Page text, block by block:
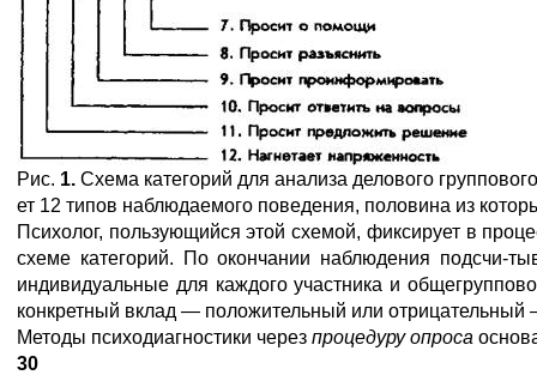
Рис. 1. Схема категорий для анализа делового
ет 12 типов наблюдаемого поведения, половина из
Психолог, пользующийся этой схемой, фиксирует в
схеме категорий. По окончании наблюдения подсчи-
индивидуальные для каждого участника и
конкретный вклад — положительный или отрицательный
Методы психодиагностики через процедуру опроса
30